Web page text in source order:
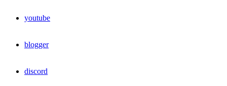
youtube
blogger
discord